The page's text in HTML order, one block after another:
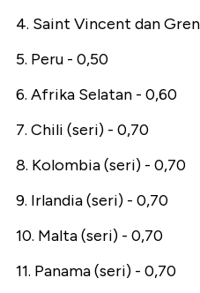
4. Saint Vincent dan
5. Peru - 0,50
6. Afrika Selatan - 0,60
7. Chili (seri) - 0,70
8. Kolombia (seri) - 0,70
9. Irlandia (seri) - 0,70
10. Malta (seri) - 0,70
11. Panama (seri) - 0,70